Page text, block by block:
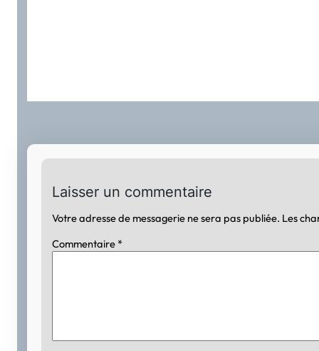
Laisser un commentaire
Votre adresse de messagerie ne sera pas publiée. Les
Commentaire *